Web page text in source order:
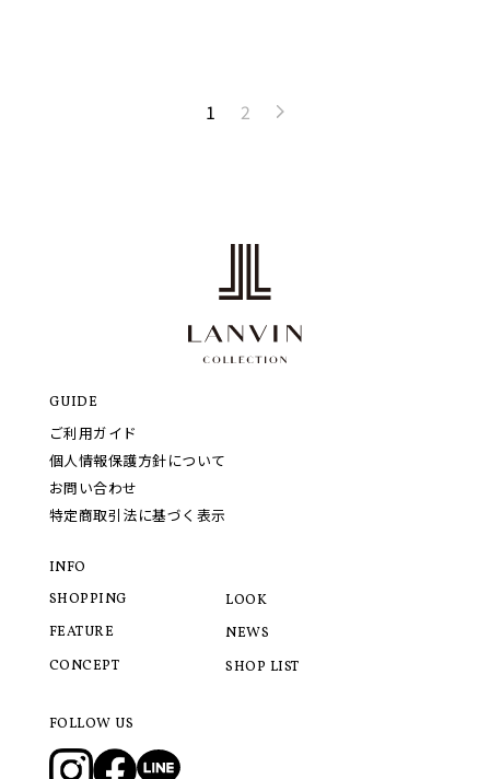
1 2
GUIDE
ご利用ガイド
個人情報保護方針について
お問い合わせ
特定商取引法に基づく表示
INFO
SHOPPING
FEATURE
CONCEPT
LOOK
NEWS
SHOP LIST
FOLLOW US